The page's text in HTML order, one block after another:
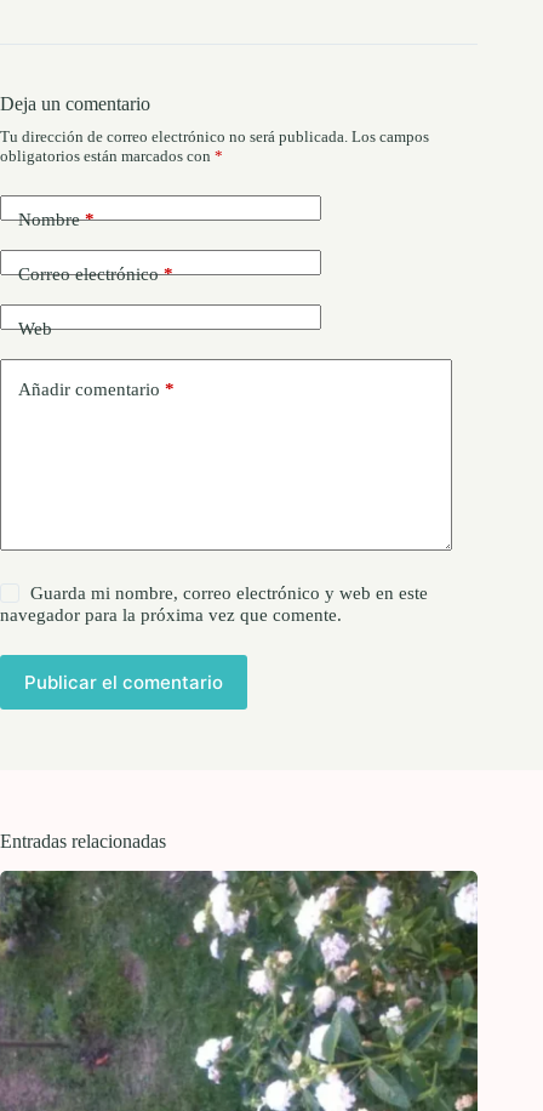
Deja un comentario
Tu dirección de correo electrónico no será publicada. Los campos
obligatorios están marcados con *
Nombre*
Correo electrónico*
Web
Añadir comentario *
Guarda mi nombre, correo electrónico y web en este
navegador para la próxima vez que comente.
Publicar el comentario
Entradas relacionadas